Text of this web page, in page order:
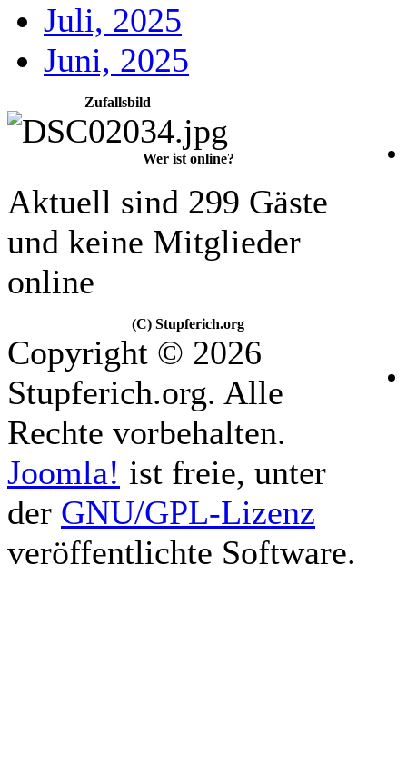
Juli, 2025
Juni, 2025
Zufallsbild
Wer ist online?
Aktuell sind 299 Gäste
und keine Mitglieder
online
(C) Stupferich.org
Copyright © 2026
Stupferich.org. Alle
Rechte vorbehalten.
Joomla! ist freie, unter
der GNU/GPL-Lizenz
veröffentlichte Software.